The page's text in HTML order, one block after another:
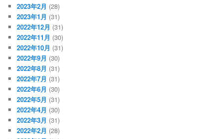
2023年2月 (28)
2023年1月 (31)
2022年12月 (31)
2022年11月 (30)
2022年10月 (31)
2022年9月 (30)
2022年8月 (31)
2022年7月 (31)
2022年6月 (30)
2022年5月 (31)
2022年4月 (30)
2022年3月 (31)
2022年2月 (28)